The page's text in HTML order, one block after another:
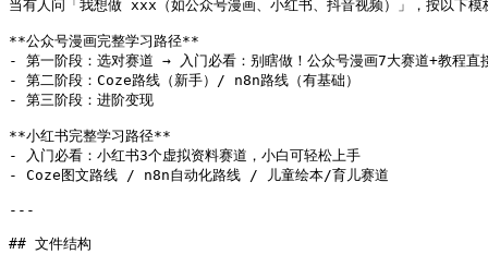
当有人问「我想做 xxx（如公众号漫画、小红书、抖音视频）」，按以下模
**公众号漫画完整学习路径**
- 第一阶段：选对赛道 → 入门必看：别瞎做！公众号漫画7大赛道+教程直
- 第二阶段：Coze路线（新手）/ n8n路线（有基础）
- 第三阶段：进阶变现
**小红书完整学习路径**
- 入门必看：小红书3个虚拟资料赛道，小白可轻松上手
- Coze图文路线 / n8n自动化路线 / 儿童绘本/育儿赛道
---
## 文件结构